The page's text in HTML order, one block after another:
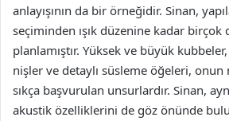
anlayışının da bir örneğidir. Sinan,
seçiminden ışık düzenine kadar birçok
planlamıştır. Yüksek ve büyük
nişler ve detaylı süsleme öğeleri, onun
sıkça başvurulan unsurlardır. Sinan,
akustik özelliklerini de göz önünde